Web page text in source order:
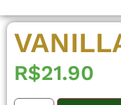
R$21.90